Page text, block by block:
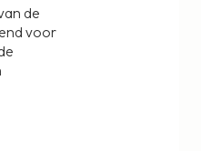
de
voor